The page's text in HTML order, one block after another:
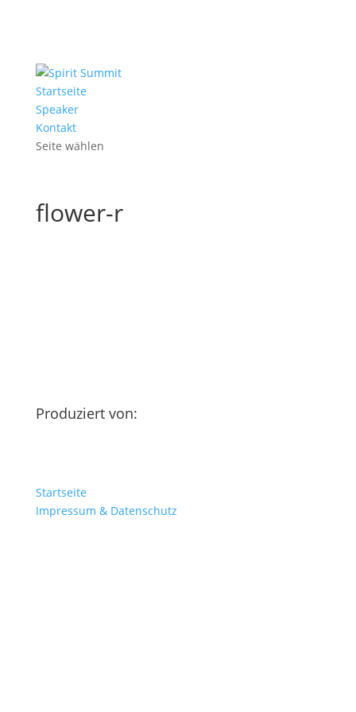
Startseite
Speaker
Kontakt
Seite wählen
flower-r
Produziert von:
Startseite
Impressum & Datenschutz